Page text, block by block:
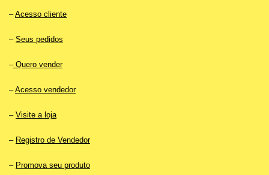
–Acesso cliente
– Seus pedidos
–Quero vender
–Acesso vendedor
– Visite a loja
– Registro de Vendedor
– Promova seu produto